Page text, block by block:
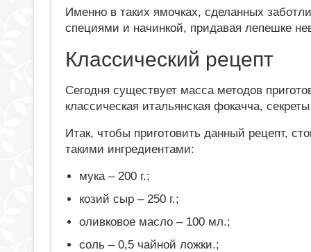
Именно в таких ямочках, сделанных
специями и начинкой, придавая лепешке
Классический рецепт
Сегодня существует масса методов
классическая итальянская фокачча,
Итак, чтобы приготовить данный рецепт,
такими ингредиентами:
мука – 200 г.;
козий сыр – 250 г.;
оливковое масло – 100 мл.;
соль – 0,5 чайной ложки.;